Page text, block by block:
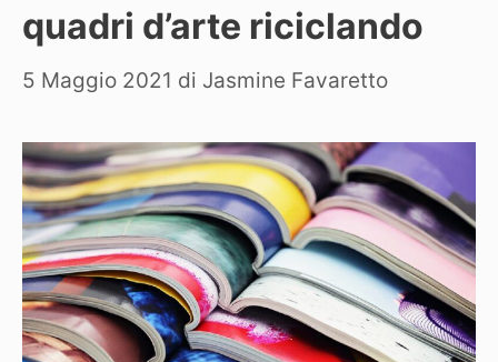
quadri d’arte riciclando
5 Maggio 2021 di Jasmine Favaretto